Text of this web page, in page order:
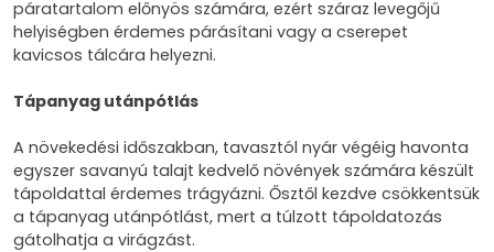
páratartalom előnyös számára, ezért száraz levegőjű
helyiségben érdemes párásítani vagy a cserepet
kavicsos tálcára helyezni.
Tápanyag utánpótlás
A növekedési időszakban, tavasztól nyár végéig havonta
egyszer savanyú talajt kedvelő növények számára készült
tápoldattal érdemes trágyázni. Ősztől kezdve csökkentsük
a tápanyag utánpótlást, mert a túlzott tápoldatozás
gátolhatja a virágzást.